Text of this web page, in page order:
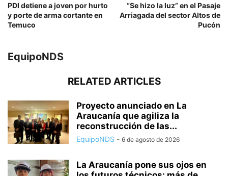
PDI detiene a joven por hurto
y porte de arma cortante en
Temuco
“Se hizo la luz” en el Pasaje
Arriagada del sector Altos de
Pucón
EquipoNDS
RELATED ARTICLES
Proyecto anunciado en La
Araucanía que agiliza la
reconstrucción de las...
EquipoNDS - 6 de agosto de 2026
La Araucanía pone sus ojos en